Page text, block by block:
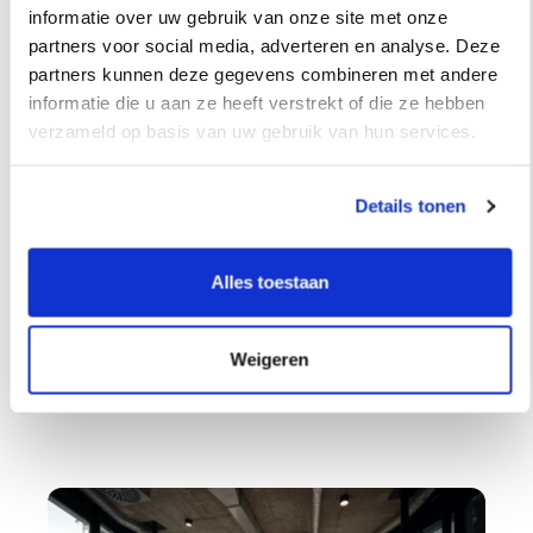
informatie over uw gebruik van onze site met onze
partners voor social media, adverteren en analyse. Deze
partners kunnen deze gegevens combineren met andere
informatie die u aan ze heeft verstrekt of die ze hebben
verzameld op basis van uw gebruik van hun services.
Details tonen
Alles toestaan
Weigeren
Uw uitdagingen
verified
Beperkte kennis van de nieuwste
ontwikkelingen en security inzichten
verified inzichtelijk
zorgen voor problematiek bij beheer
Aanpassingen door Microsoft of u zorgen
voor een onoverzichtelijke kettingreactie
verified Het kost veel tijd om omgevingen afzonderlijk